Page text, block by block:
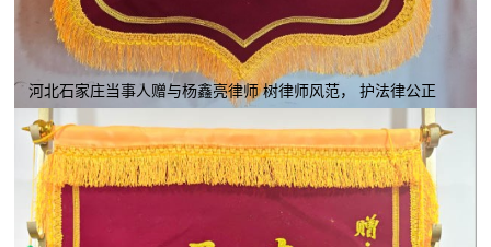
河北石家庄当事人赠与杨鑫亮律师 树律师风范， 护法律公正